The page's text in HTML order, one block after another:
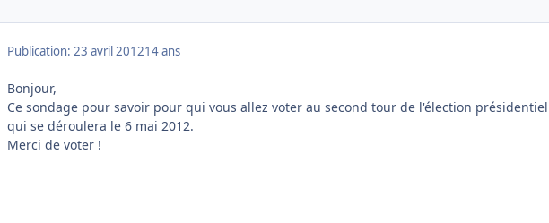
Publication: 23 avril 201214 ans
Bonjour,
Ce sondage pour savoir pour qui vous allez voter au second tour de l'élection
qui se déroulera le 6 mai 2012.
Merci de voter !